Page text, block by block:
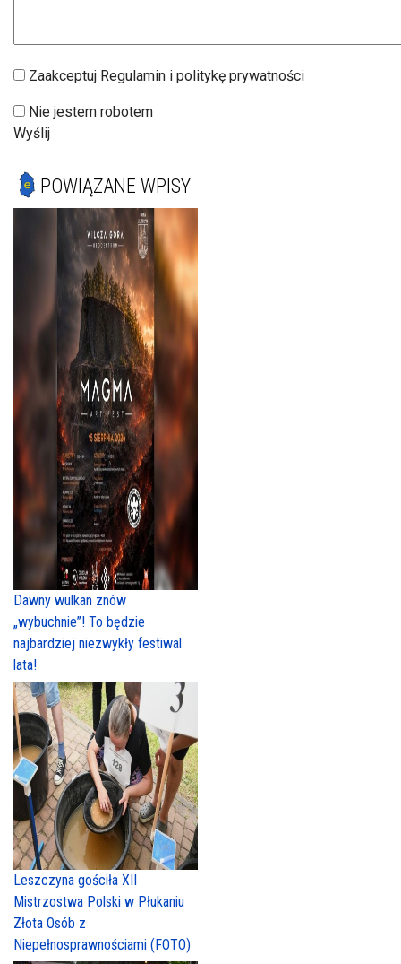
Zaakceptuj Regulamin i politykę prywatności
Nie jestem robotem
Wyślij
POWIĄZANE WPISY
Dawny wulkan znów
„wybuchnie”! To będzie
najbardziej niezwykły festiwal
lata!
Leszczyna gościła XII
Mistrzostwa Polski w Płukaniu
Złota Osób z
Niepełnosprawnościami (FOTO)